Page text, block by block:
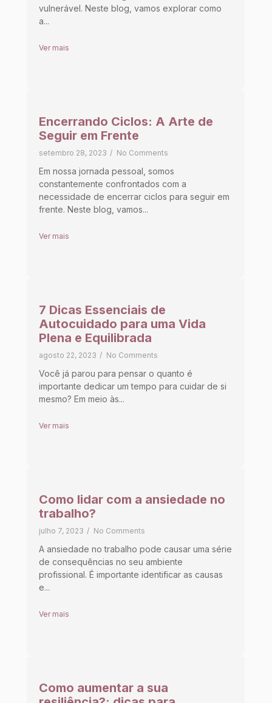
vulnerável. Neste blog, vamos explorar como
a...
Ver mais
Encerrando Ciclos: A Arte de
Seguir em Frente
setembro 28, 2023 / No Comments
Em nossa jornada pessoal, somos
constantemente confrontados com a
necessidade de encerrar ciclos para seguir em
frente. Neste blog, vamos...
Ver mais
7 Dicas Essenciais de
Autocuidado para uma Vida
Plena e Equilibrada
agosto 22, 2023 / No Comments
Você já parou para pensar o quanto é
importante dedicar um tempo para cuidar de si
mesmo? Em meio às...
Ver mais
Como lidar com a ansiedade no
trabalho?
julho 7, 2023 / No Comments
A ansiedade no trabalho pode causar uma série
de consequências no seu ambiente
profissional. É importante identificar as causas
e...
Ver mais
Como aumentar a sua